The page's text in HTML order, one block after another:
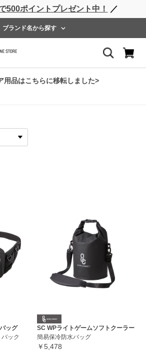
500ポイントプレゼント中！ ／
ブランド名から探す
用品はこちらに移転しました>
ーダー レインウェア フットウェア
ッグ
ック
SC WPライトゲームソフトクーラー
簡易保冷防水バッグ
￥5,478